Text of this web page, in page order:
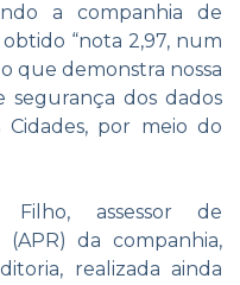
a companhia de
“nota 2,97, num
que demonstra nossa
segurança dos dados
por meio do
assessor de
da companhia,
realizada ainda